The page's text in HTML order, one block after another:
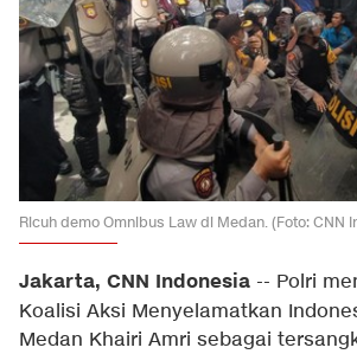
Ricuh demo Omnibus Law di Medan. (Foto: CNN
Jakarta, CNN Indonesia -- Polri
Koalisi Aksi Menyelamatkan
Medan Khairi Amri sebagai